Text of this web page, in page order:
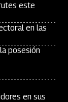
este
en las
posesión
en sus